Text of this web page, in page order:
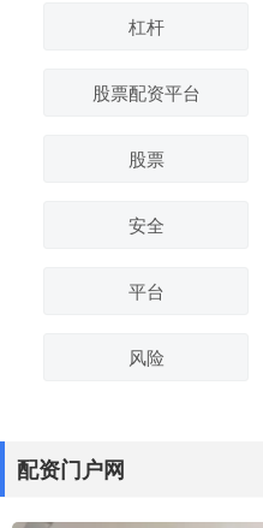
杠杆
股票配资平台
股票
安全
平台
风险
配资门户网